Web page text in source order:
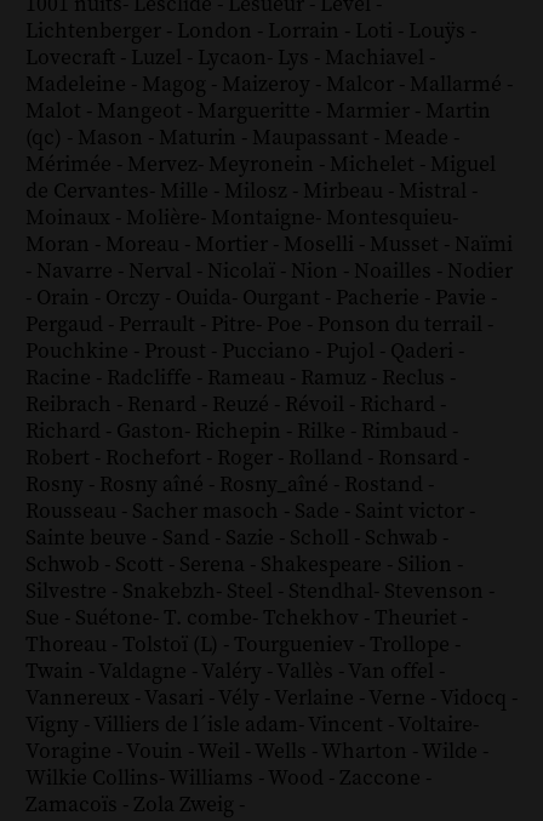
Lichtenberger - London - Lorrain - Loti - Louÿs -
Lovecraft - Luzel - Lycaon- Lys - Machiavel -
Madeleine - Magog - Maizeroy - Malcor - Mallarmé -
Malot - Mangeot - Margueritte - Marmier - Martin
(qc) - Mason - Maturin - Maupassant - Meade -
Mérimée - Mervez- Meyronein - Michelet - Miguel
de Cervantes- Mille - Milosz - Mirbeau - Mistral -
Moinaux - Molière- Montaigne- Montesquieu-
Moran - Moreau - Mortier - Moselli - Musset - Naïmi
- Navarre - Nerval - Nicolaï - Nion - Noailles - Nodier
- Orain - Orczy - Ouida- Ourgant - Pacherie - Pavie -
Pergaud - Perrault - Pitre- Poe - Ponson du terrail -
Pouchkine - Proust - Pucciano - Pujol - Qaderi -
Racine - Radcliffe - Rameau - Ramuz - Reclus -
Reibrach - Renard - Reuzé - Révoil - Richard -
Richard - Gaston- Richepin - Rilke - Rimbaud -
Robert - Rochefort - Roger - Rolland - Ronsard -
Rosny - Rosny aîné - Rosny_aîné - Rostand -
Rousseau - Sacher masoch - Sade - Saint victor -
Sainte beuve - Sand - Sazie - Scholl - Schwab -
Schwob - Scott - Serena - Shakespeare - Silion -
Silvestre - Snakebzh- Steel - Stendhal- Stevenson -
Sue - Suétone- T. combe- Tchekhov - Theuriet -
Thoreau - Tolstoï (L) - Tourgueniev - Trollope -
Twain - Valdagne - Valéry - Vallès - Van offel -
Vannereux - Vasari - Vély - Verlaine - Verne - Vidocq -
Vigny - Villiers de l´isle adam- Vincent - Voltaire-
Voragine - Vouin - Weil - Wells - Wharton - Wilde -
Wilkie Collins- Williams - Wood - Zaccone -
Zamacoïs - Zola Zweig -